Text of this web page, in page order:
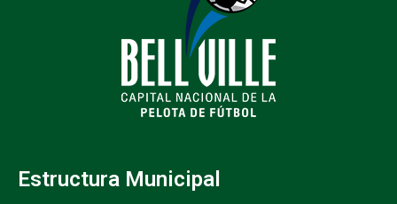
Estructura Municipal